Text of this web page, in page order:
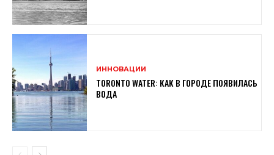
ИННОВАЦИИ
TORONTO WATER: КАК В ГОРОДЕ ПОЯВИЛАСЬ
ВОДА